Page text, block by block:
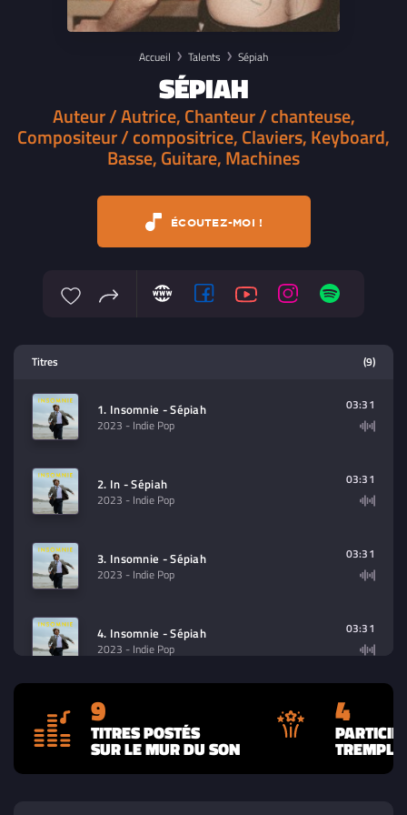
Accueil Talents Sépiah
SÉPIAH
Auteur / Autrice, Chanteur / chanteuse,
Compositeur / compositrice, Claviers, Keyboard,
Basse, Guitare, Machines
ÉCOUTEZ-MOI !
contenu à lire (audio/video)
Titres (9)
1. Insomnie - Sépiah
2023 - Indie Pop
03:31
2. In - Sépiah
2023 - Indie Pop
03:31
3. Insomnie - Sépiah
2023 - Indie Pop
03:31
4. Insomnie - Sépiah
2023 - Indie Pop
03:31
5. Marqué au fer - Sépiah
2023 - Pop
03:36
9
TITRES POSTÉS
SUR LE MUR DU SON
4